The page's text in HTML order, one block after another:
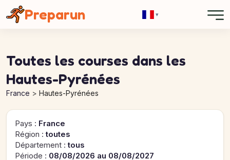
Preparun ▾
Toutes les courses dans les
Hautes-Pyrénées
France Hautes-Pyrénées
Pays : France
Région :toutes
Département :tous
Période : 08/08/2026 au 08/08/2027
Panneau de gestion des cookies